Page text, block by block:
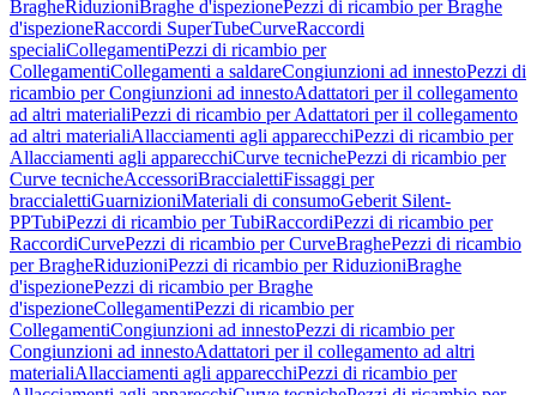
BragheRiduzioniBraghe d'ispezionePezzi di ricambio per Braghe
d'ispezioneRaccordi SuperTubeCurveRaccordi
specialiCollegamentiPezzi di ricambio per
CollegamentiCollegamenti a saldareCongiunzioni ad innestoPezzi di
ricambio per Congiunzioni ad innestoAdattatori per il collegamento
ad altri materialiPezzi di ricambio per Adattatori per il collegamento
ad altri materialiAllacciamenti agli apparecchiPezzi di ricambio per
Allacciamenti agli apparecchiCurve tecnichePezzi di ricambio per
Curve tecnicheAccessoriBraccialettiFissaggi per
braccialettiGuarnizioniMateriali di consumoGeberit Silent-
PPTubiPezzi di ricambio per TubiRaccordiPezzi di ricambio per
RaccordiCurvePezzi di ricambio per CurveBraghePezzi di ricambio
per BragheRiduzioniPezzi di ricambio per RiduzioniBraghe
d'ispezionePezzi di ricambio per Braghe
d'ispezioneCollegamentiPezzi di ricambio per
CollegamentiCongiunzioni ad innestoPezzi di ricambio per
Congiunzioni ad innestoAdattatori per il collegamento ad altri
materialiAllacciamenti agli apparecchiPezzi di ricambio per